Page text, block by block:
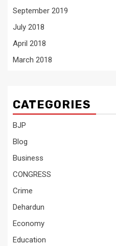
September 2019
July 2018
April 2018
March 2018
CATEGORIES
BJP
Blog
Business
CONGRESS
Crime
Dehardun
Economy
Education